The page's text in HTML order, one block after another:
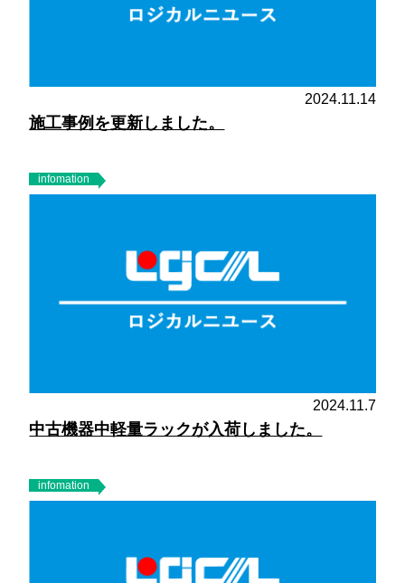
2024.11.14
施工事例を更新しました。
infomation
2024.11.7
中古機器中軽量ラックが入荷しました。
infomation